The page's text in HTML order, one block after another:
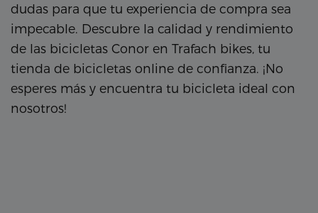
dudas para que tu experiencia de compra sea
impecable. Descubre la calidad y rendimiento
de las bicicletas Conor en Trafach bikes, tu
tienda de bicicletas online de confianza. ¡No
esperes más y encuentra tu bicicleta ideal con
nosotros!